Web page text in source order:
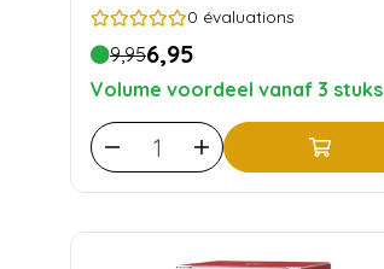
0 évaluations
9,956,95
Volume voordeel vanaf 3 stuks